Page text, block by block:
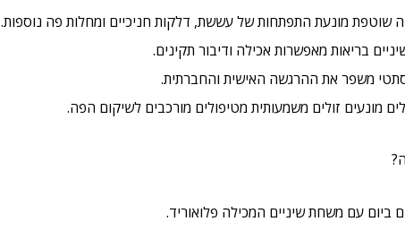
שוטפת מונעת התפתחות של עששת, דלקות חניכיים ומחלות פה נוספות.
בריאות מאפשרות אכילה ודיבור תקינים.
משפר את ההרגשה האישית והחברתית.
מונעים זולים משמעותית מטיפולים מורכבים לשיקום הפה.
ביום עם משחת שיניים המכילה פלואוריד.